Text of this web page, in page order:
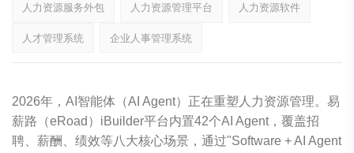
人力资源服务外包 人力资源管理平台 人力资源软件
人才管理系统 企业人事管理系统
2026年，AI智能体（AI Agent）正在重塑人力资源管理。易
薪路（eRoad）iBuilder平台内置42个AI Agent，覆盖招
聘、薪酬、绩效等八大核心场景，通过"Software + AI Agent